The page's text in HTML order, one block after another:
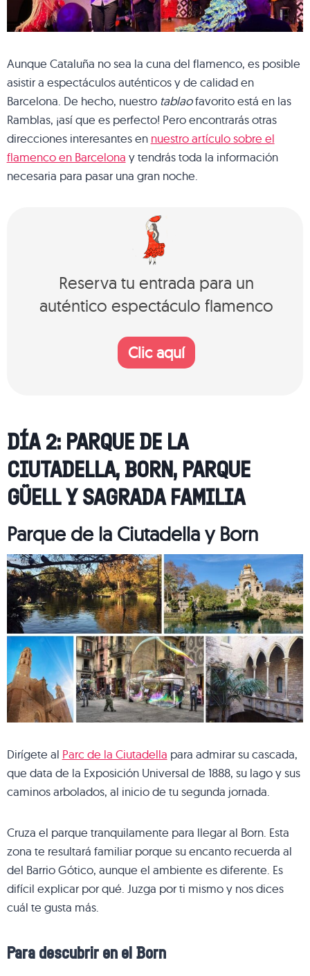
Aunque Cataluña no sea la cuna del flamenco, es posible
asistir a espectáculos auténticos y de calidad en
Barcelona. De hecho, nuestro tablaofavorito está en las
Ramblas, ¡así que es perfecto! Pero encontrarás otras
direcciones interesantes en nuestro artículo sobre el
flamenco en Barcelona y tendrás toda la información
necesaria para pasar una gran noche.
Reserva tu entrada para un
auténtico espectáculo flamenco
Clic aquí
DÍA 2: PARQUE DE LA
CIUTADELLA, BORN, PARQUE
GÜELL Y SAGRADA FAMILIA
Parque de la Ciutadella y Born
Dirígete al Parc de la Ciutadella para admirar su cascada,
que data de la Exposición Universal de 1888, su lago y sus
caminos arbolados, al inicio de tu segunda jornada.
Cruza el parque tranquilamente para llegar al Born. Esta
zona te resultará familiar porque su encanto recuerda al
del Barrio Gótico, aunque el ambiente es diferente. Es
difícil explicar por qué. Juzga por ti mismo y nos dices
cuál te gusta más.
Para descubrir en el Born